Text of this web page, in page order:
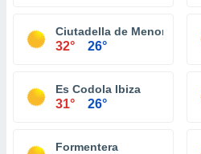
Ciutadella de Menorca
32° 26°
Es Codola Ibiza
31° 26°
Formentera